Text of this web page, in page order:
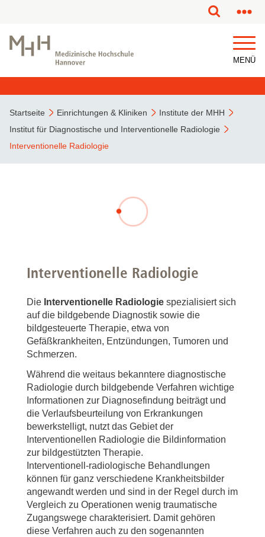
MENÜ
Startseite Einrichtungen & Kliniken
Institute der MHH
Institut für Diagnostische und Interventionelle Radiologie
Interventionelle Radiologie
Interventionelle Radiologie
Die Interventionelle Radiologie spezialisiert sich
auf die bildgebende Diagnostik sowie die
bildgesteuerte Therapie, etwa von
Gefäßkrankheiten, Entzündungen, Tumoren und
Schmerzen.
Während die weitaus bekanntere diagnostische
Radiologie durch bildgebende Verfahren wichtige
Informationen zur Diagnosefindung beiträgt und
die Verlaufsbeurteilung von Erkrankungen
bewerkstelligt, nutzt das Gebiet der
Interventionellen Radiologie die Bildinformation
zur bildgestützten Therapie.
Interventionell-radiologische Behandlungen
können für ganz verschiedene Krankheitsbilder
angewandt werden und sind in der Regel durch im
Vergleich zu Operationen wenig traumatische
Zugangswege charakterisiert. Damit gehören
diese Verfahren auch zu den sogenannten